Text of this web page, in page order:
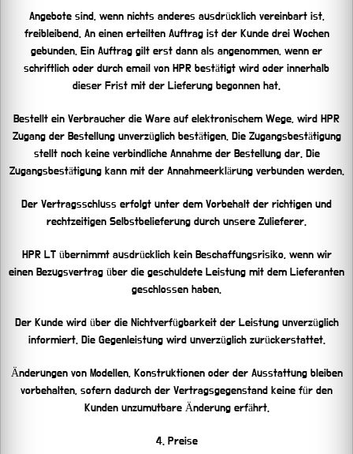
Angebote sind, wenn nichts anderes ausdrücklich vereinbart ist,
freibleibend. An einen erteilten Auftrag ist der Kunde drei Wochen
gebunden. Ein Auftrag gilt erst dann als angenommen, wenn er
schriftlich oder durch email von HPR bestätigt wird oder innerhalb
dieser Frist mit der Lieferung begonnen hat.
Bestellt ein Verbraucher die Ware auf elektronischem Wege, wird HPR
Zugang der Bestellung unverzüglich bestätigen. Die Zugangsbestätigung
stellt noch keine verbindliche Annahme der Bestellung dar. Die
Zugangsbestätigung kann mit der Annahmeerklärung verbunden werden.
Der Vertragsschluss erfolgt unter dem Vorbehalt der richtigen und
rechtzeitigen Selbstbelieferung durch unsere Zulieferer.
HPR LT übernimmt ausdrücklich kein Beschaffungsrisiko, wenn wir
einen Bezugsvertrag über die geschuldete Leistung mit dem Lieferanten
geschlossen haben.
Der Kunde wird über die Nichtverfügbarkeit der Leistung unverzüglich
informiert. Die Gegenleistung wird unverzüglich zurückerstattet.
Änderungen von Modellen, Konstruktionen oder der Ausstattung bleiben
vorbehalten, sofern dadurch der Vertragsgegenstand keine für den
Kunden unzumutbare Änderung erfährt.
4. Preise